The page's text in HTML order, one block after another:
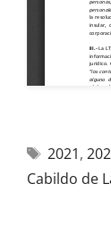
2021,
Cabildo de